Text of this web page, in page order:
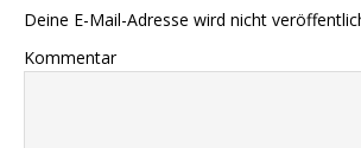
Deine E-Mail-Adresse wird nicht
Kommentar